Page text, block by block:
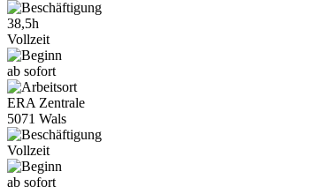
38,5h
Vollzeit
ab sofort
ERA Zentrale
5071 Wals
Vollzeit
ab sofort